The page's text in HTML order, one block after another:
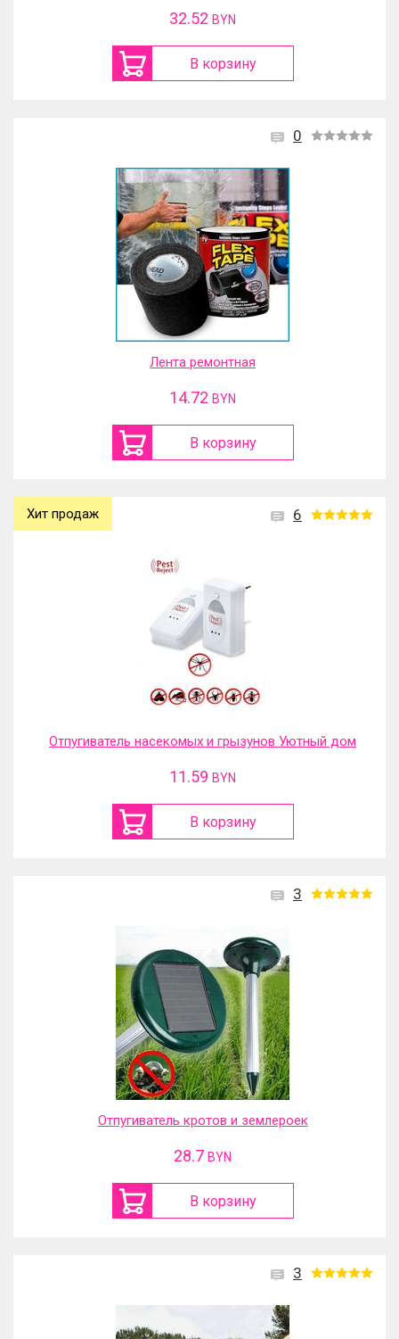
32.52 BYN
В корзину
0
Лента ремонтная
14.72 BYN
В корзину
6
Хит продаж
Отпугиватель насекомых и грызунов Уютный дом
11.59 BYN
В корзину
3
Отпугиватель кротов и землероек
28.7 BYN
В корзину
3